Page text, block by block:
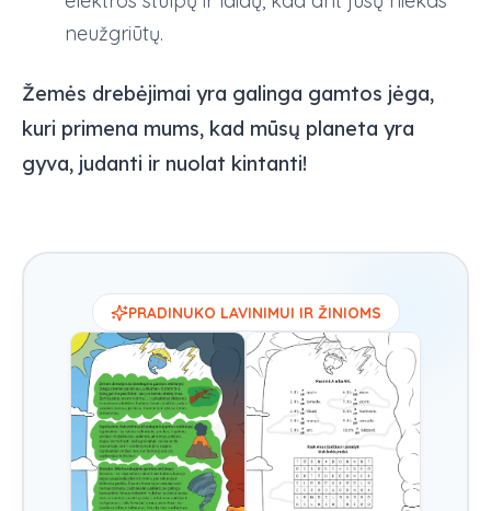
neužgriūtų.
Žemės drebėjimai yra galinga gamtos jėga,
kuri primena mums, kad mūsų planeta yra
gyva, judanti ir nuolat kintanti!
PRADINUKO LAVINIMUI IR ŽINIOMS